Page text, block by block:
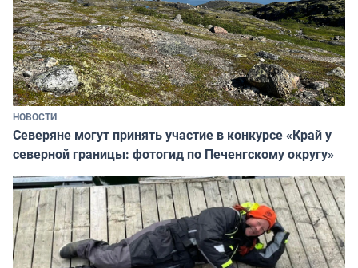
НОВОСТИ
Северяне могут принять участие в конкурсе «Край у
северной границы: фотогид по Печенгскому округу»